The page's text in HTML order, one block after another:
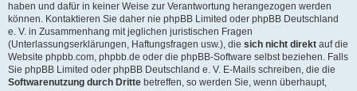
haben und dafür in keiner Weise zur Verantwortung herangezogen werden
können. Kontaktieren Sie daher nie phpBB Limited oder phpBB Deutschland
e. V. in Zusammenhang mit jeglichen juristischen Fragen
(Unterlassungserklärungen, Haftungsfragen usw.), die sich nicht direkt auf die
Website phpbb.com, phpbb.de oder die phpBB-Software selbst beziehen. Falls
Sie phpBB Limited oder phpBB Deutschland e. V. E-Mails schreiben, die die
Softwarenutzung durch Dritte betreffen, so werden Sie, wenn überhaupt,